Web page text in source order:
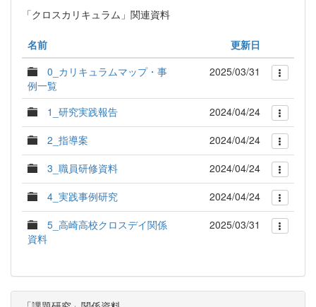
「クロスカリキュラム」関連資料
名前
更新日
0_カリキュラムマップ・事
例一覧
2025/03/31
1_研究実践報告
2024/04/24
2_指導案
2024/04/24
3_職員研修資料
2024/04/24
4_実践事例研究
2024/04/24
5_高崎高校クロスデイ関係
資料
2025/03/31